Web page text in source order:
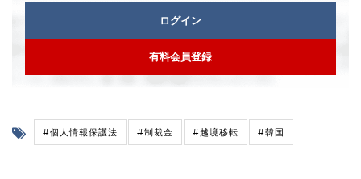
ログイン
有料会員登録
#個人情報保護法 #制裁金 #越境移転 #韓国